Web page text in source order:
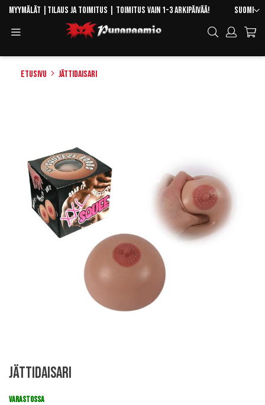
Skip
Content
Kieli
Suomi
Myymälät Tilaus ja toimitus | Toimitus vain 1-3 arkipäivää!
Hae
Etusivu Jättidaisari
gallery
to
beginning
Jättidaisari
VARASTOSSA